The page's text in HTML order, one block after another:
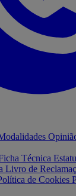
Técnica
Livro de
de Cookies